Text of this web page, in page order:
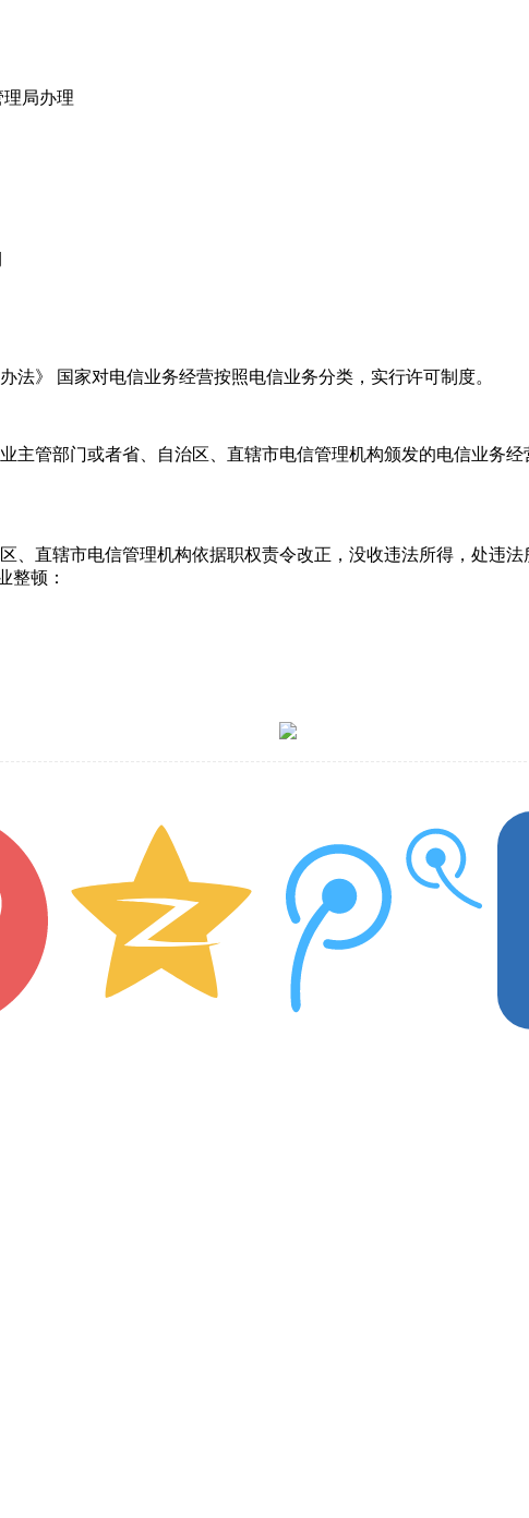
局办理
法》 国家对电信业务经营按照电信业务分类，实行许可制度。
主管部门或者省、自治区、直辖市电信管理机构颁发的电信业务
、直辖市电信管理机构依据职权责令改正，没收违法所得，处违
整顿：